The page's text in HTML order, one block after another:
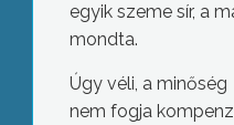
egyik szeme sír, a
mondta.
Úgy véli, a minőség
nem fogja